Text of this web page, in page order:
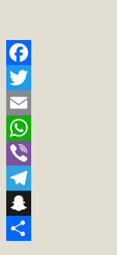
Facebook
Twitter
Email
WhatsApp
Viber
Telegram
Snapchat